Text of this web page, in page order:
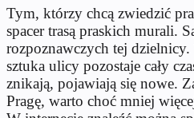
Tym, którzy chcą zwiedzić
spacer trasą praskich murali.
rozpoznawczych tej dzielnicy.
sztuka ulicy pozostaje cały
znikają, pojawiają się nowe.
Pragę, warto choć mniej